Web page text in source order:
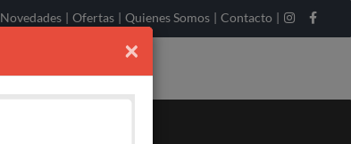
Novedades | Ofertas | Quienes Somos | Contacto |
×